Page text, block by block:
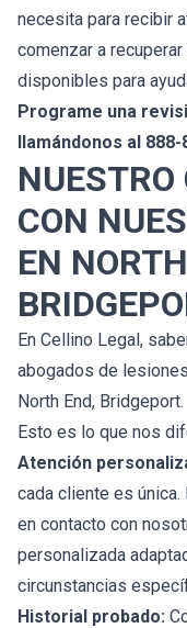
necesita para recibir
comenzar a
disponibles para
Programe una
llamándonos al 888-
CON
EN
En Cellino Legal,
abogados de
North End, Bridgeport.
Esto es lo que nos
Atención
cada cliente es
en contacto con
personalizada
circunstancias
Historial probado: